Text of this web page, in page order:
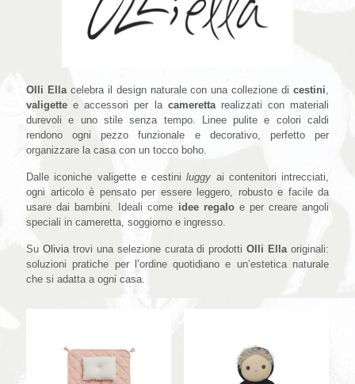
Olli Ellacelebra il design naturale con una collezione dicestini,
valigette e accessori per la camerettarealizzati con materiali
durevoli e uno stile senza tempo. Linee pulite e colori caldi
rendono ogni pezzo funzionale e decorativo, perfetto per
organizzare la casa con un tocco boho.
Dalle iconiche valigette e cestiniluggy ai contenitori intrecciati,
ogni articolo è pensato per essere leggero, robusto e facile da
usare dai bambini. Ideali come idee regaloe per creare angoli
speciali in cameretta, soggiorno e ingresso.
Su Oliviatrovi una selezione curata di prodottiOlli Ellaoriginali:
soluzioni pratiche per l’ordine quotidiano e un’estetica naturale
che si adatta a ogni casa.